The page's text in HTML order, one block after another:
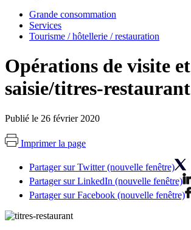
Grande consommation
Services
Tourisme / hôtellerie / restauration
Opérations de visite et
saisie/titres-restaurant
Publié le 26 février 2020
Imprimer la page
Partager sur Twitter (nouvelle fenêtre)
Partager sur LinkedIn (nouvelle fenêtre)
Partager sur Facebook (nouvelle fenêtre)